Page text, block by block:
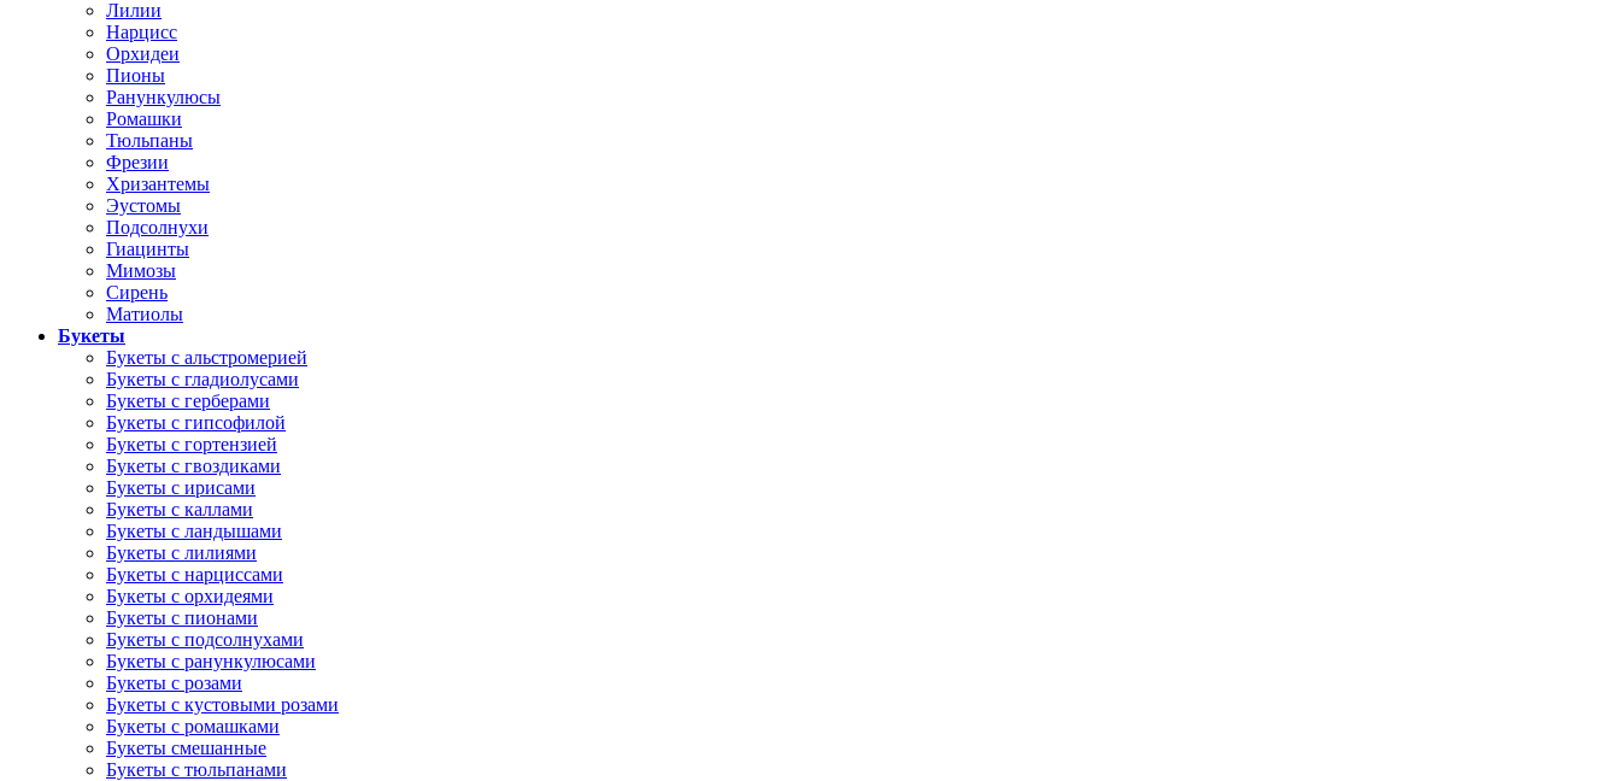
Лилии
Нарцисс
Орхидеи
Пионы
Ранункулюсы
Ромашки
Тюльпаны
Фрезии
Хризантемы
Эустомы
Подсолнухи
Гиацинты
Мимозы
Сирень
Матиолы
Букеты
Букеты с альстромерией
Букеты с гладиолусами
Букеты с герберами
Букеты с гипсофилой
Букеты с гортензией
Букеты с гвоздиками
Букеты с ирисами
Букеты с каллами
Букеты с ландышами
Букеты с лилиями
Букеты с нарциссами
Букеты с орхидеями
Букеты с пионами
Букеты с подсолнухами
Букеты с ранункулюсами
Букеты с розами
Букеты с кустовыми розами
Букеты с ромашками
Букеты смешанные
Букеты с тюльпанами